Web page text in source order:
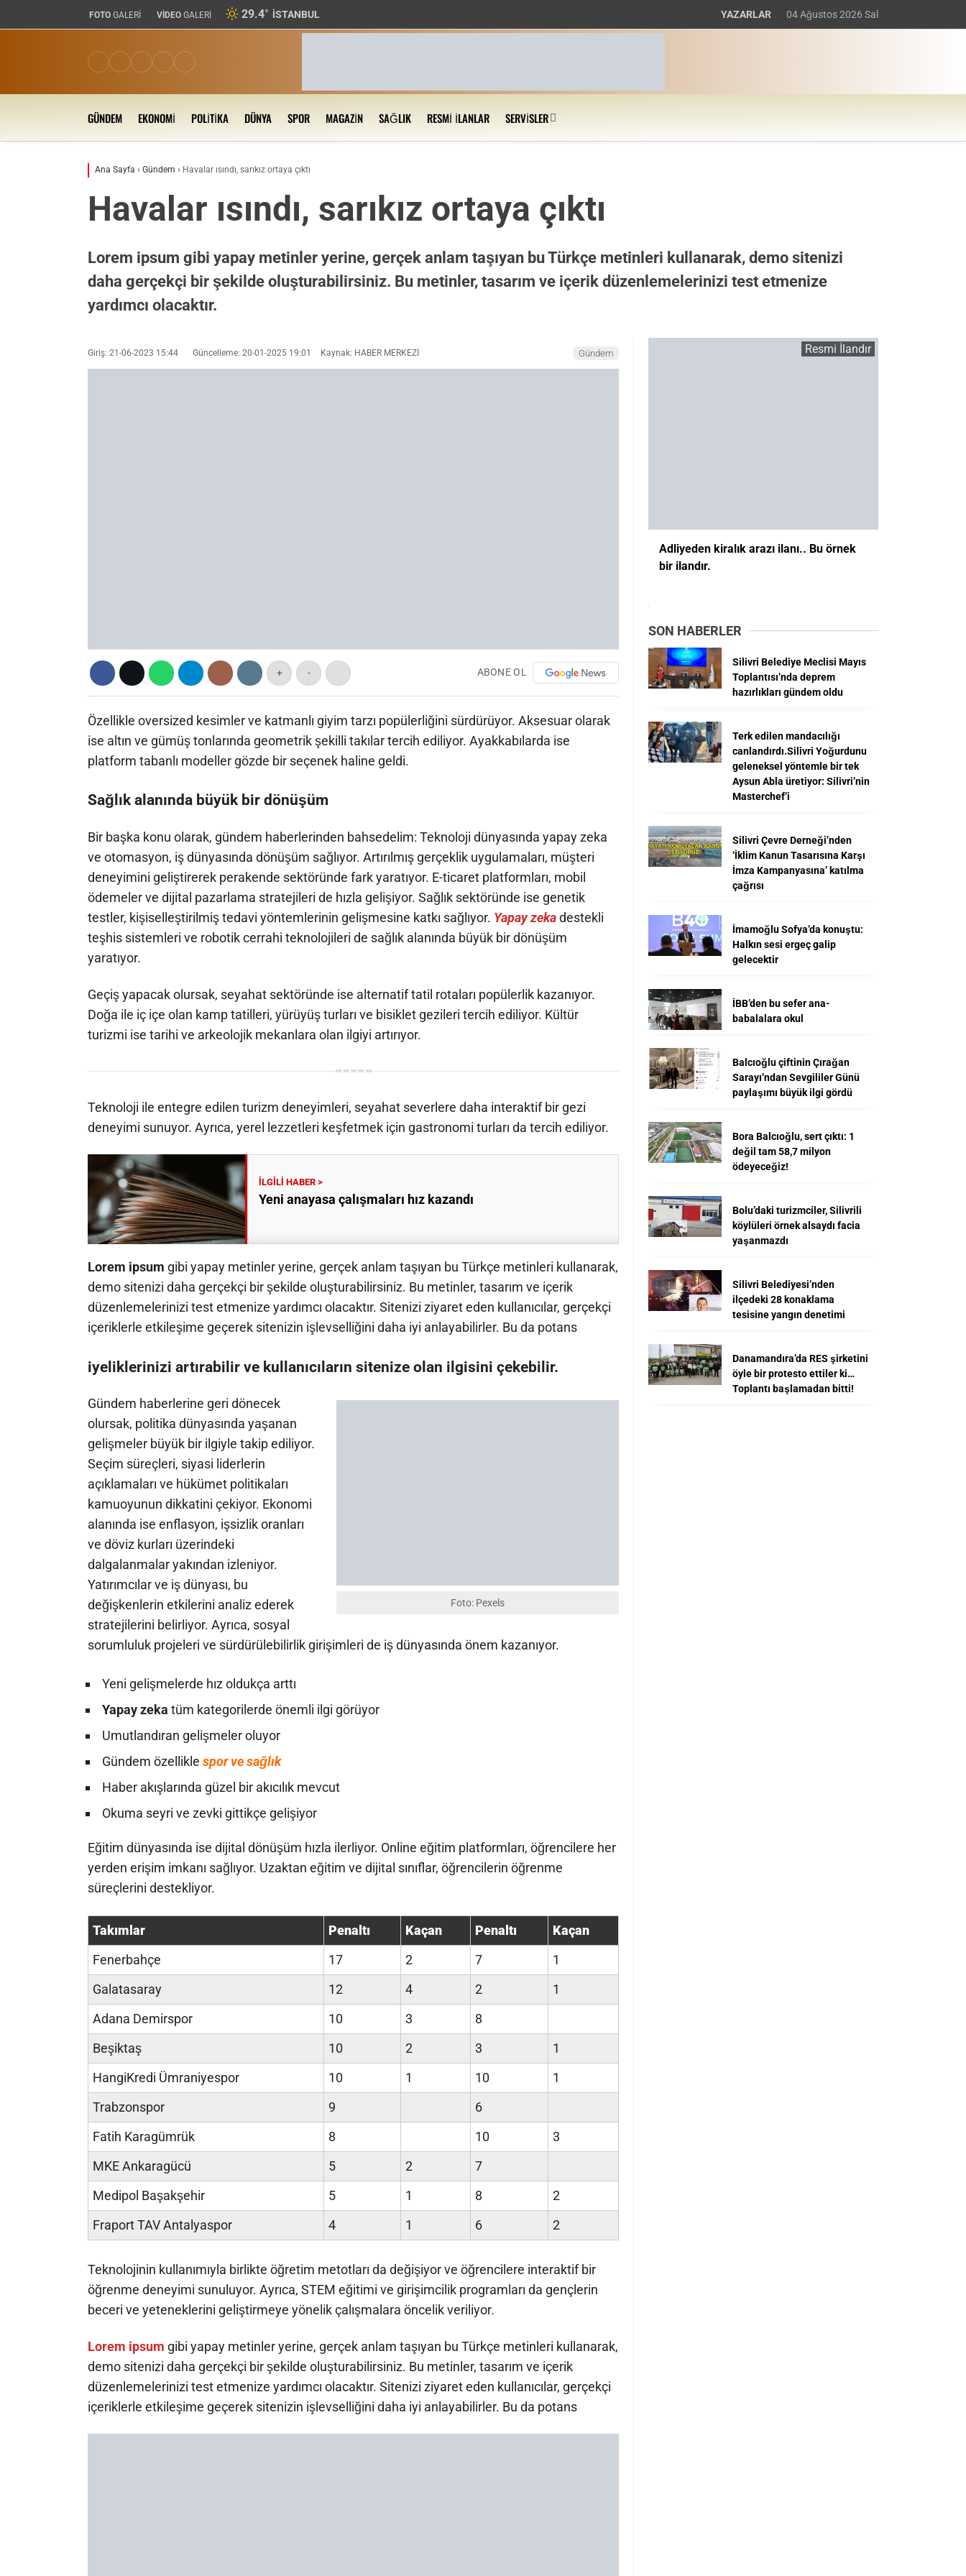
FOTO GALERİ VİDEO GALERİ 29.4° İSTANBUL YAZARLAR 04 Ağustos 2026 Sal
GÜNDEM EKONOMI POLITIKA DÜNYA SPOR MAGAZIN SAĞLIK RESMI İLANLAR SERVISLER
Ana Sayfa › Gündem › Havalar ısındı, sarıkız ortaya çıktı
Havalar ısındı, sarıkız ortaya çıktı
Lorem ipsum gibi yapay metinler yerine, gerçek anlam taşıyan bu Türkçe metinleri kullanarak, demo sitenizi
daha gerçekçi bir şekilde oluşturabilirsiniz. Bu metinler, tasarım ve içerik düzenlemelerinizi test etmenize
yardımcı olacaktır.
Giriş: 21-06-2023 15:44 Güncelleme: 20-01-2025 19:01 Kaynak: HABER MERKEZİ Gündem
+ - ABONE OL
Özellikle oversized kesimler ve katmanlı giyim tarzı popülerliğini sürdürüyor. Aksesuar olarak
ise altın ve gümüş tonlarında geometrik şekilli takılar tercih ediliyor. Ayakkabılarda ise
platform tabanlı modeller gözde bir seçenek haline geldi.
Sağlık alanında büyük bir dönüşüm
Bir başka konu olarak, gündem haberlerinden bahsedelim: Teknoloji dünyasında yapay zeka
ve otomasyon, iş dünyasında dönüşüm sağlıyor. Artırılmış gerçeklik uygulamaları, müşteri
deneyimini geliştirerek perakende sektöründe fark yaratıyor. E-ticaret platformları, mobil
ödemeler ve dijital pazarlama stratejileri de hızla gelişiyor. Sağlık sektöründe ise genetik
testler, kişiselleştirilmiş tedavi yöntemlerinin gelişmesine katkı sağlıyor. Yapay zekadestekli
teşhis sistemleri ve robotik cerrahi teknolojileri de sağlık alanında büyük bir dönüşüm
yaratıyor.
Geçiş yapacak olursak, seyahat sektöründe ise alternatif tatil rotaları popülerlik kazanıyor.
Doğa ile iç içe olan kamp tatilleri, yürüyüş turları ve bisiklet gezileri tercih ediliyor. Kültür
turizmi ise tarihi ve arkeolojik mekanlara olan ilgiyi artırıyor.
Teknoloji ile entegre edilen turizm deneyimleri, seyahat severlere daha interaktif bir gezi
deneyimi sunuyor. Ayrıca, yerel lezzetleri keşfetmek için gastronomi turları da tercih ediliyor.
Yeni anayasa çalışmaları hız kazandı
Lorem ipsum gibi yapay metinler yerine, gerçek anlam taşıyan bu Türkçe metinleri kullanarak,
demo sitenizi daha gerçekçi bir şekilde oluşturabilirsiniz. Bu metinler, tasarım ve içerik
düzenlemelerinizi test etmenize yardımcı olacaktır. Sitenizi ziyaret eden kullanıcılar, gerçekçi
içeriklerle etkileşime geçerek sitenizin işlevselliğini daha iyi anlayabilirler. Bu da potans
iyeliklerinizi artırabilir ve kullanıcıların sitenize olan ilgisini çekebilir.
Foto: Pexels
Gündem haberlerine geri dönecek
olursak, politika dünyasında yaşanan
gelişmeler büyük bir ilgiyle takip ediliyor.
Seçim süreçleri, siyasi liderlerin
açıklamaları ve hükümet politikaları
kamuoyunun dikkatini çekiyor. Ekonomi
alanında ise enflasyon, işsizlik oranları
ve döviz kurları üzerindeki
dalgalanmalar yakından izleniyor.
Yatırımcılar ve iş dünyası, bu
değişkenlerin etkilerini analiz ederek
stratejilerini belirliyor. Ayrıca, sosyal
sorumluluk projeleri ve sürdürülebilirlik girişimleri de iş dünyasında önem kazanıyor.
Yeni gelişmelerde hız oldukça arttı
Yapay zeka tüm kategorilerde önemli ilgi görüyor
Umutlandıran gelişmeler oluyor
Gündem özellikle spor ve sağlık
Haber akışlarında güzel bir akıcılık mevcut
Okuma seyri ve zevki gittikçe gelişiyor
Eğitim dünyasında ise dijital dönüşüm hızla ilerliyor. Online eğitim platformları, öğrencilere her
yerden erişim imkanı sağlıyor. Uzaktan eğitim ve dijital sınıflar, öğrencilerin öğrenme
süreçlerini destekliyor.
Takımlar Penaltı Kaçan Penaltı
Kaçan
Fenerbahçe
17 2 7
1
Galatasaray
12 4 2
1
Adana Demirspor
10 3
8
Beşiktaş
10 2 3
1
HangiKredi Ümraniyespor
10 1 10
1
Trabzonspor
9
6
Fatih Karagümrük
8 10
3
MKE Ankaragücü
5 2
7
Medipol Başakşehir
5 1 8
2
Fraport TAV Antalyaspor
4 1 6 2
Teknolojinin kullanımıyla birlikte öğretim metotları da değişiyor ve öğrencilere interaktif bir
öğrenme deneyimi sunuluyor. Ayrıca, STEM eğitimi ve girişimcilik programları da gençlerin
beceri ve yeteneklerini geliştirmeye yönelik çalışmalara öncelik veriliyor.
Lorem ipsum gibi yapay metinler yerine, gerçek anlam taşıyan bu Türkçe metinleri kullanarak,
demo sitenizi daha gerçekçi bir şekilde oluşturabilirsiniz. Bu metinler, tasarım ve içerik
düzenlemelerinizi test etmenize yardımcı olacaktır. Sitenizi ziyaret eden kullanıcılar, gerçekçi
içeriklerle etkileşime geçerek sitenizin işlevselliğini daha iyi anlayabilirler. Bu da potans
Adliyeden kiralık arazı ilanı.. Bu örnek
bir ilandır.
SON HABERLER
Silivri Belediye Meclisi Mayıs
Toplantısı’nda deprem
hazırlıkları gündem oldu
Terk edilen mandacılığı
canlandırdı.Silivri Yoğurdunu
geleneksel yöntemle bir tek
Aysun Abla üretiyor: Silivri’nin
Masterchef’i
Silivri Çevre Derneği’nden
‘İklim Kanun Tasarısına Karşı
İmza Kampanyasına’ katılma
çağrısı
İmamoğlu Sofya’da konuştu:
Halkın sesi ergeç galip
gelecektir
İBB’den bu sefer ana-
babalalara okul
Balcıoğlu çiftinin Çırağan
Sarayı’ndan Sevgililer Günü
paylaşımı büyük ilgi gördü
Bora Balcıoğlu, sert çıktı: 1
değil tam 58,7 milyon
ödeyeceğiz!
Bolu’daki turizmciler, Silivrili
köylüleri örnek alsaydı facia
yaşanmazdı
Silivri Belediyesi’nden
ilçedeki 28 konaklama
tesisine yangın denetimi
Danamandıra’da RES şirketini
öyle bir protesto ettiler ki…
Toplantı başlamadan bitti!